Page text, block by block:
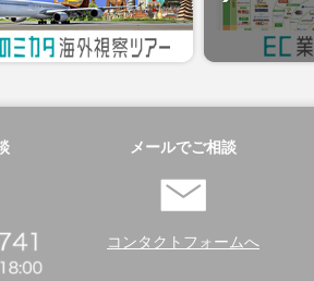
メールでご相談
コンタクトフォームへ